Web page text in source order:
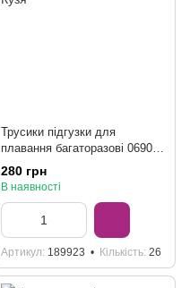
Трусики підгузки для
плавання багаторазові 0690
мікс видів
280 грн
В наявності
Артикул 189923 Кількість 26